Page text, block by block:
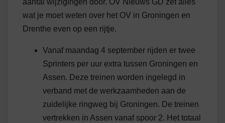
aantal wijzigingen door. OV Nieuws GD zet alles
wat je moet weten over het OV in Groningen en
Drenthe even op een rijtje.
Vanaf maandag 4 september rijden er twee
Sprinters per uur extra tussen Groningen en
Assen. Deze treinen worden ingelegd in
verband met de werkzaamheden aan de
zuidelijke ringweg bij Groningen. De treinen
vertrekken in Assen vanaf spoor 2. Het totaal